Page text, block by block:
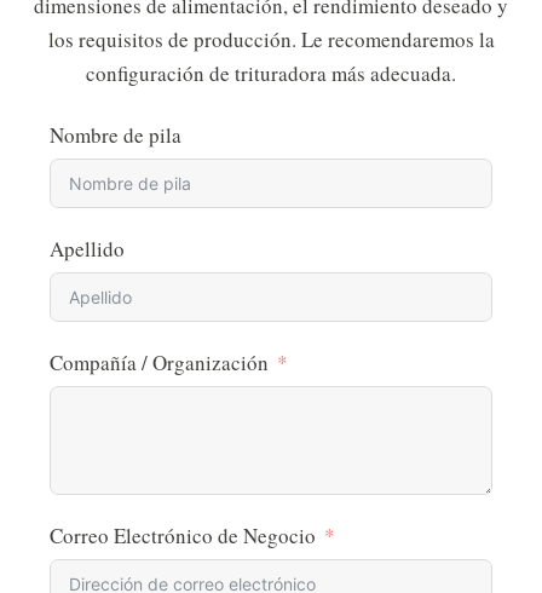
los requisitos de producción. Le recomendaremos la
configuración de trituradora más adecuada.
Nombre de pila
Apellido
Compañía / Organización
Correo Electrónico de Negocio